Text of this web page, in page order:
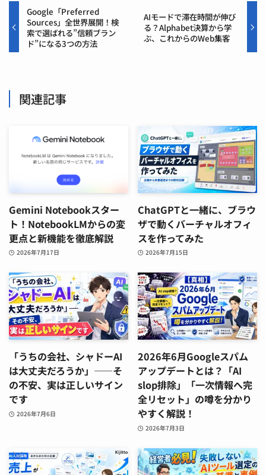
Google「Preferred
Sources」全世界展開！検
索で選ばれる”信頼ブラン
ド”になる3つの方法
AIモードで滞在時間が伸び
る？Alphabet決算から学
ぶ、これからのWeb集客
関連記事
Gemini Notebookスター
ト！NotebookLMからの変
更点と新機能を徹底解説
2026年7月17日
ChatGPTと一緒に、ブラウ
ザで動くバーチャルオフィ
スを作ってみた
2026年7月15日
「うちの会社、シャドーAI
は大丈夫だろうか」——そ
の不安、実は正しいサイン
です
2026年7月6日
2026年6月Googleスパム
アップデートとは？「AI
slop排除」「一次情報へ完
全リセット」の噂を分かり
やすく解説！
2026年7月3日